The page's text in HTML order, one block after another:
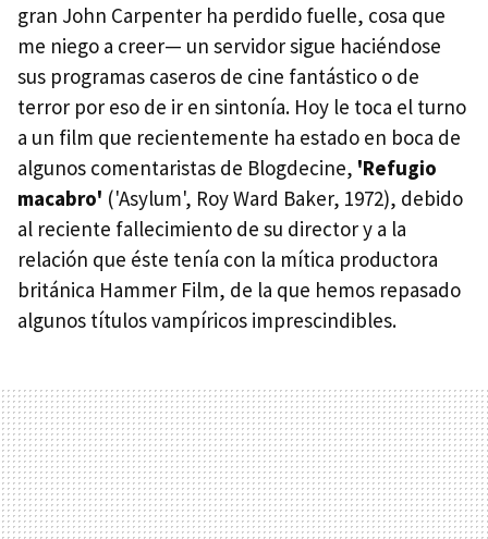
gran John Carpenter ha perdido fuelle, cosa que
me niego a creer— un servidor sigue haciéndose
sus programas caseros de cine fantástico o de
terror por eso de ir en sintonía. Hoy le toca el turno
a un film que recientemente ha estado en boca de
algunos comentaristas de Blogdecine, 'Refugio
macabro' ('Asylum', Roy Ward Baker, 1972), debido
al reciente fallecimiento de su director y a la
relación que éste tenía con la mítica productora
británica Hammer Film, de la que hemos repasado
algunos títulos vampíricos imprescindibles.